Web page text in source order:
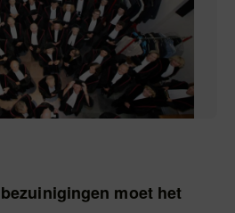
moet het